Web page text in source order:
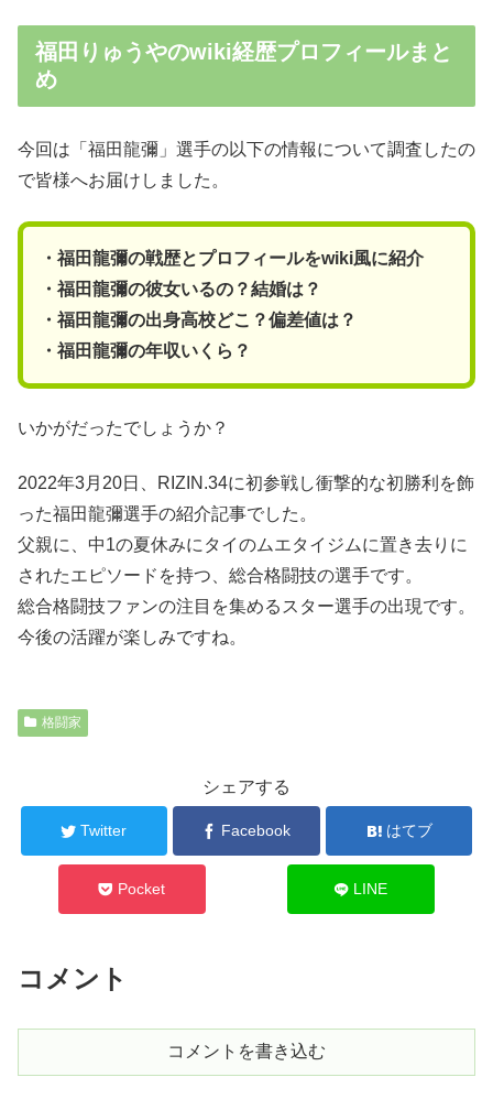
福田りゅうやのwiki経歴プロフィールまと
め
今回は「福田龍彌」選手の以下の情報について調査したの
で皆様へお届けしました。
・福田龍彌の戦歴とプロフィールをwiki風に紹介
・福田龍彌の彼女いるの？結婚は？
・福田龍彌の出身高校どこ？偏差値は？
・福田龍彌の年収いくら？
いかがだったでしょうか？
2022年3月20日、RIZIN.34に初参戦し衝撃的な初勝利を飾
った福田龍彌選手の紹介記事でした。
父親に、中1の夏休みにタイのムエタイジムに置き去りに
されたエピソードを持つ、総合格闘技の選手です。
総合格闘技ファンの注目を集めるスター選手の出現です。
今後の活躍が楽しみですね。
格闘家
シェアする
Twitter Facebook はてブ
Pocket LINE
コメント
コメントを書き込む